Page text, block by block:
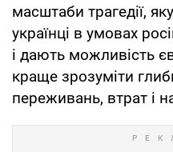
масштаби трагедії,
українці в умовах
і дають можливість
краще зрозуміти
переживань, втрат і